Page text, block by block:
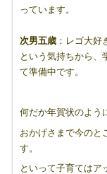
っています。
次男五歳：レゴ大好
という気持ちから、
て準備中です。
何だか年賀状のよう
おかげさまで今のと
す。
といって子育てはア